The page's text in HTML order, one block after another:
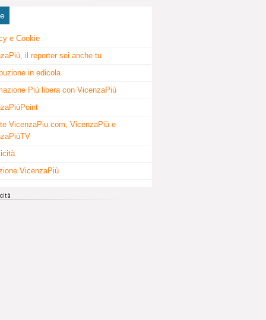
e Cookie
il reporter sei anche tu
in edicola
Più libera con VicenzaPiù
VicenzaPiu.com, VicenzaPiù e
VicenzaPiù